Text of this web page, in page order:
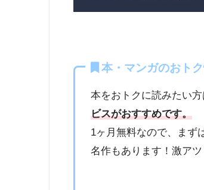
本・マンガのおト
本をおトクに読みたい方
ビスがおすすめです。
1ヶ月無料なので、まず
名作もあります！激アツ